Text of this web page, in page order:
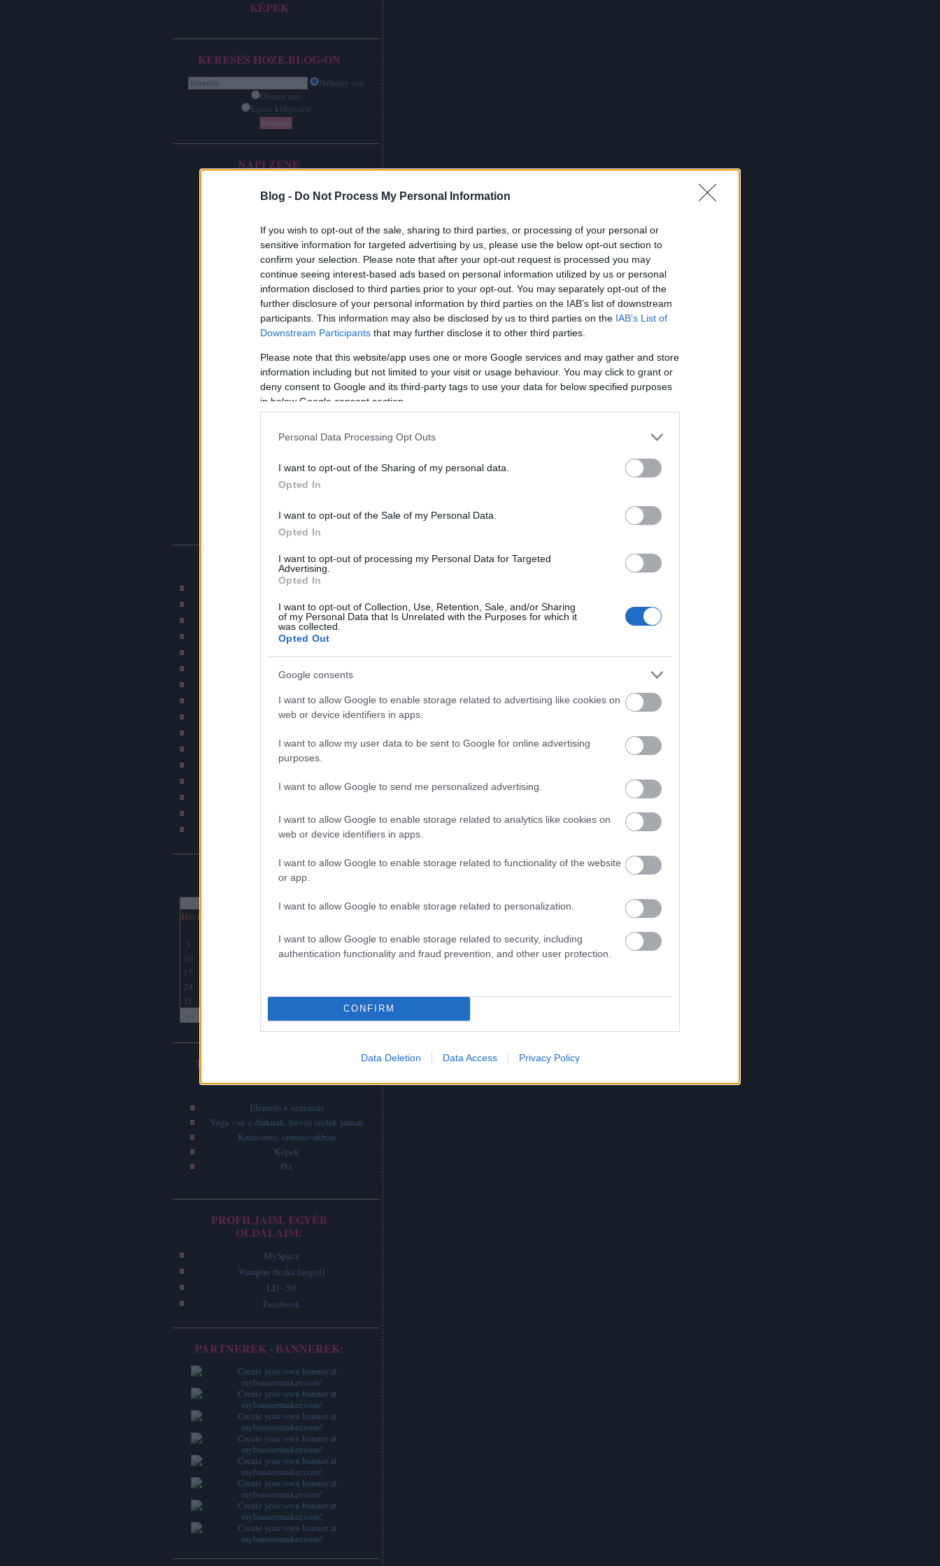
Blog - Do Not Process My Personal Information
If you wish to opt-out of the sale, sharing to third parties, or processing of your personal or
sensitive information for targeted advertising by us, please use the below opt-out section to
confirm your selection. Please note that after your opt-out request is processed you may
continue seeing interest-based ads based on personal information utilized by us or personal
information disclosed to third parties prior to your opt-out. You may separately opt-out of the
further disclosure of your personal information by third parties on the IAB’s list of downstream
participants. This information may also be disclosed by us to third parties on the IAB’s List of
Downstream Participants that may further disclose it to other third parties.
Please note that this website/app uses one or more Google services and may gather and store
information including but not limited to your visit or usage behaviour. You may click to grant or
deny consent to Google and its third-party tags to use your data for below specified purposes
in below Google consent section.
Personal Data Processing Opt Outs
I want to opt-out of the Sharing of my personal data.
Opted In
I want to opt-out of the Sale of my Personal Data.
Opted In
I want to opt-out of processing my Personal Data for Targeted
Advertising.
Opted In
I want to opt-out of Collection, Use, Retention, Sale, and/or Sharing
of my Personal Data that Is Unrelated with the Purposes for which it
was collected.
Opted Out
Google consents
I want to allow Google to enable storage related to advertising like cookies on
web or device identifiers in apps.
I want to allow my user data to be sent to Google for online advertising
purposes.
I want to allow Google to send me personalized advertising.
I want to allow Google to enable storage related to analytics like cookies on
web or device identifiers in apps.
I want to allow Google to enable storage related to functionality of the website
or app.
I want to allow Google to enable storage related to personalization.
I want to allow Google to enable storage related to security, including
authentication functionality and fraud prevention, and other user protection.
CONFIRM
Data Deletion Data Access Privacy Policy
KÉPEK
KERESÉS HOZE.BLOG-ON
Néhány szó
Összes szó
Egész kifejezést
NAPI ZENE
BLOG AJÁNLÓK:
Rajzmester képmontázs blogunk
CAT blogja
Munkahelyi terror
Szakítós történetek blogja
Bombahír
BKV figyelő blog
Jó szar tetkód van!
Bash.hu / vicces RSS-sek
Katonatörténetek blog
DJ Fm (Online netradio)
Napi rajz
Havaria Press
NAPTÁR
Hét Ked
<<
3
9
10
16
17
24
31
TOP 5 - LEGOLVASOTTABB
Elemzés + szavazás
Vége van a dárknak, hűvös szelek járnak
Karácsony, címszavakban
Képek
Pix
PROFILJAIM, EGYÉB
OLDALAIM:
MySpace
Vampire freaks [angol]
LD - 50
Facebook
PARTNEREK - BANNEREK: